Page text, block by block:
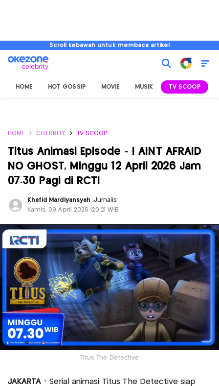
Scroll kebawah untuk membaca artikel
HOME HOT GOSSIP MOVIE MUSIK TV SCOOP
HOME CELEBRITY TV SCOOP
Titus Animasi Episode - I AINT AFRAID
NO GHOST, Minggu 12 April 2026 Jam
07.30 Pagi di RCTI
Khafid Mardiyansyah ,Jurnalis
Kamis, 09 April 2026 |20:21 WIB
Titus The Detective
JAKARTA - Serial animasi Titus The Detective siap